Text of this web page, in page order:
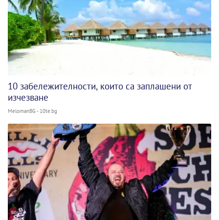
10 забележителности, които са заплашени от
изчезване
MelomanBG - 10te.bg